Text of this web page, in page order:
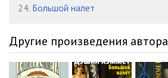
03_22_ Priznaniya
03_23_ Tsirk
24. Большой налет
Другие произведения автора